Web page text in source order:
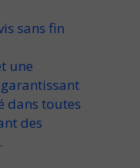
sans fin
une
garantissant
dans toutes
des
.